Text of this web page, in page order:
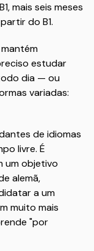
mais seis meses
do B1.
estudar
dia — ou
variadas:
de idiomas
livre. É
um objetivo
alemã,
a um
muito mais
"por